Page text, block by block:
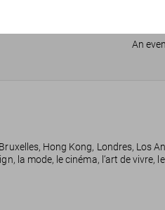
Ellen
An
Hong Kong, Londres, Los
la mode, le cinéma, l‘art de